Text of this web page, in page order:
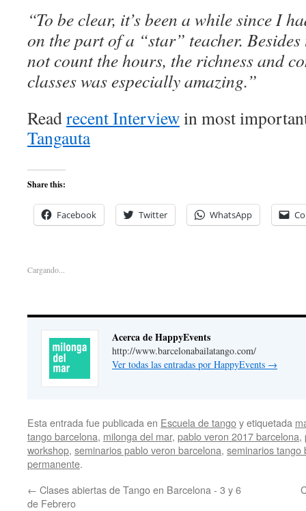
“To be clear, it’s been a while since I
on the part of a “star” teacher.
not count the hours, the richness and
classes was especially amazing.”
Readrecent Interviewin most
Tangauta
Share this:
Facebook Twitter WhatsApp
Cargando...
Acerca de HappyEvents
http://www.barcelonabailatango.com/
Ver todas las entradas por HappyEvents →
Esta entrada fue publicada en Escuela de tangoy etiquetada
tango barcelona, milonga del mar, pablo veron 2017 barcelona,
workshop, seminarios pablo veron barcelona, seminarios tango
permanente.
← Clases abiertas de Tango en Barcelona - 3 y 6
de Febrero